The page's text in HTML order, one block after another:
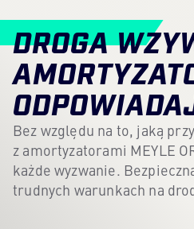
Kariera
Newsletter
Język: Polski
DROGA
Bez względu na to, jaką
z amortyzatorami MEYLE
każde wyzwanie.
trudnych warunkach na